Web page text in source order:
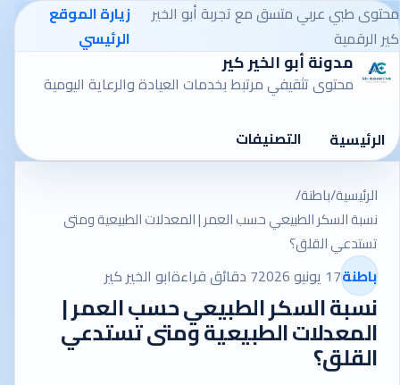
محتوى طبي عربي متسق مع تجربة أبو الخير
كير الرقمية
زيارة الموقع
الرئيسي
مدونة أبو الخير كير
محتوى تثقيفي مرتبط بخدمات العيادة والرعاية اليومية
الرئيسية التصنيفات
الرئيسية/باطنة/
نسبة السكر الطبيعي حسب العمر | المعدلات الطبيعية ومتى
تستدعي القلق؟
باطنة17 يونيو 2026 7 دقائق قراءة ابو الخير كير
نسبة السكر الطبيعي حسب العمر |
المعدلات الطبيعية ومتى تستدعي
القلق؟